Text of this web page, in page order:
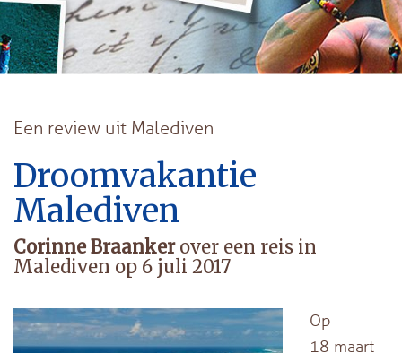
Een review uit Malediven
Droomvakantie
Malediven
Corinne Braankerover een reis in
Malediven op 6 juli 2017
Op
18 maart